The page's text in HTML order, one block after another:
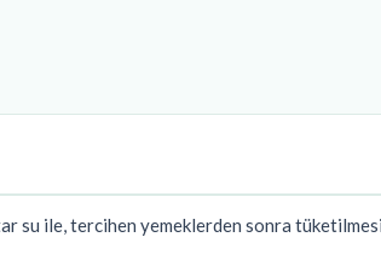
su ile, tercihen yemeklerden sonra